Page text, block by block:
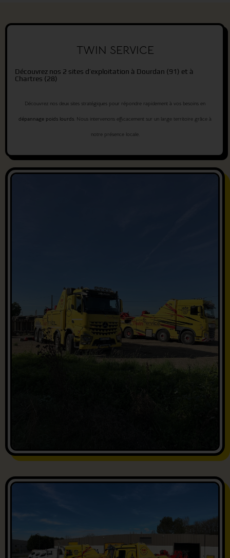
TWIN SERVICE
Découvrez nos 2 sites d’exploitation à Dourdan (91) et à
Chartres (28)
Découvrez nos deux sites stratégiques pour répondre rapidement à vos besoins en
dépannage poids lourds . Nous intervenons efficacement sur un large territoire grâce à
notre présence locale.